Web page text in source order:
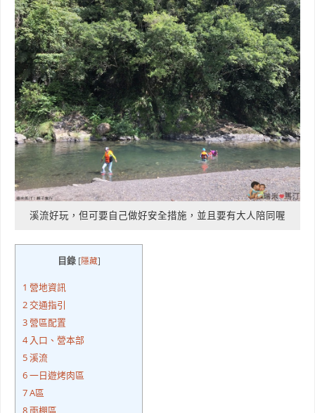
溪流好玩，但可要自己做好安全措施，並且要有大人陪同喔
目錄 [隱藏]
1 營地資訊
2交通指引
3營區配置
4入口、營本部
5溪流
6一日遊烤肉區
7A區
8雨棚區